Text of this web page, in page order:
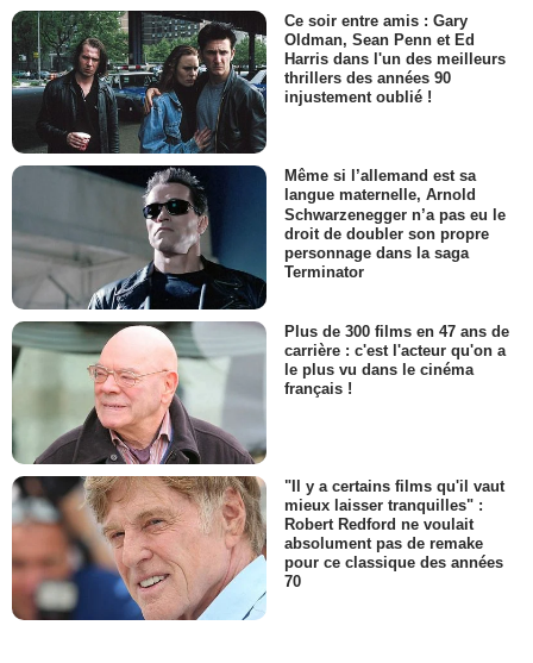
Ce soir entre amis : Gary
Oldman, Sean Penn et Ed
Harris dans l'un des meilleurs
thrillers des années 90
injustement oublié !
Même si l’allemand est sa
langue maternelle, Arnold
Schwarzenegger n’a pas eu le
droit de doubler son propre
personnage dans la saga
Terminator
Plus de 300 films en 47 ans de
carrière : c'est l'acteur qu'on a
le plus vu dans le cinéma
français !
"Il y a certains films qu'il vaut
mieux laisser tranquilles" :
Robert Redford ne voulait
absolument pas de remake
pour ce classique des années
70